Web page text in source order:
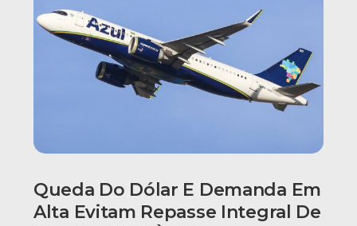
Queda Do Dólar E Demanda Em
Alta Evitam Repasse Integral De